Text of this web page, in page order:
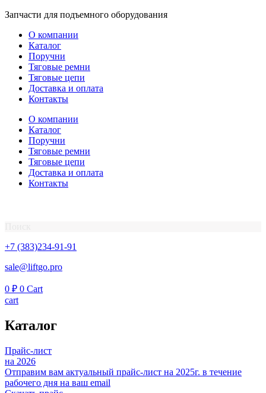
Перейти
содержимому
Запчасти для подъемного оборудования
О компании
Каталог
Поручни
Тяговые ремни
Тяговые цепи
Доставка и оплата
Контакты
О компании
Каталог
Поручни
Тяговые ремни
Тяговые цепи
Доставка и оплата
Контакты
+7 (383)234-91-91
sale@liftgo.pro
0 ₽ 0 Cart
cart
Каталог
Прайс-лист
на 2026
Отправим вам актуальный прайс-лист на 2025г. в течение
рабочего дня на ваш email